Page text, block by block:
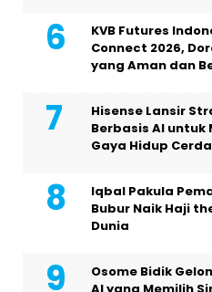
KVB Futures
Connect 2026,
yang Aman dan
Hisense Lansir
Berbasis AI untuk
Gaya Hidup
Iqbal Pakula
Bubur Naik Haji
Dunia
Osome Bidik